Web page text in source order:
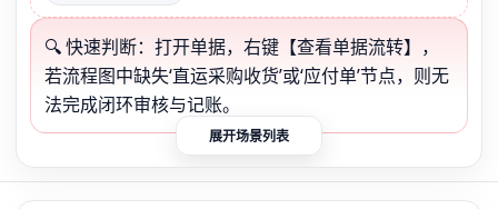
🔍 快速判断：打开单据，右键【查看单据流转】，
若流程图中缺失‘直运采购收货’或‘应付单’节点，则无
法完成闭环审核与记账。
展开场景列表